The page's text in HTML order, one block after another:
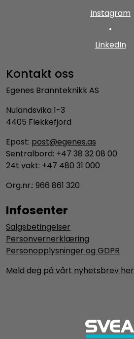
Instagram
•
LinkedIn
Kontakt oss
Egenes Brannteknikk AS
Nulandsvika 1-3
4405 Flekkefjord
Epost: post@egenes.as
Sentralbord: +47 38 32 08 00
24t vakt: +47 480 31 000
Org.nr.: 966 861 320
Infosenter
Salgsbetingelser
Personvernerklæring
Personopplysninger og GDPR
Meld deg på vårt nyhetsbrev her